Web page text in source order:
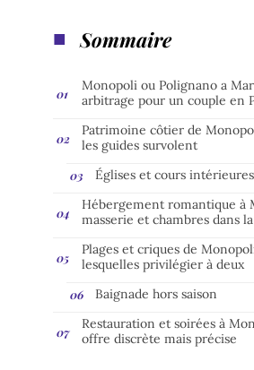
Sommaire
Monopoli ou Polignano a
arbitrage pour un couple en
Patrimoine côtier de
les guides survolent
Églises et cours intérieures
Hébergement romantique à
masserie et chambres dans
Plages et criques de
lesquelles privilégier à deux
Baignade hors saison
Restauration et soirées à
offre discrète mais précise